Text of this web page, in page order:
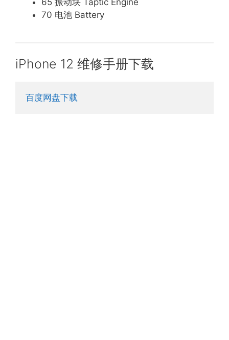
70 电池 Battery
iPhone 12 维修手册下载
百度网盘下载